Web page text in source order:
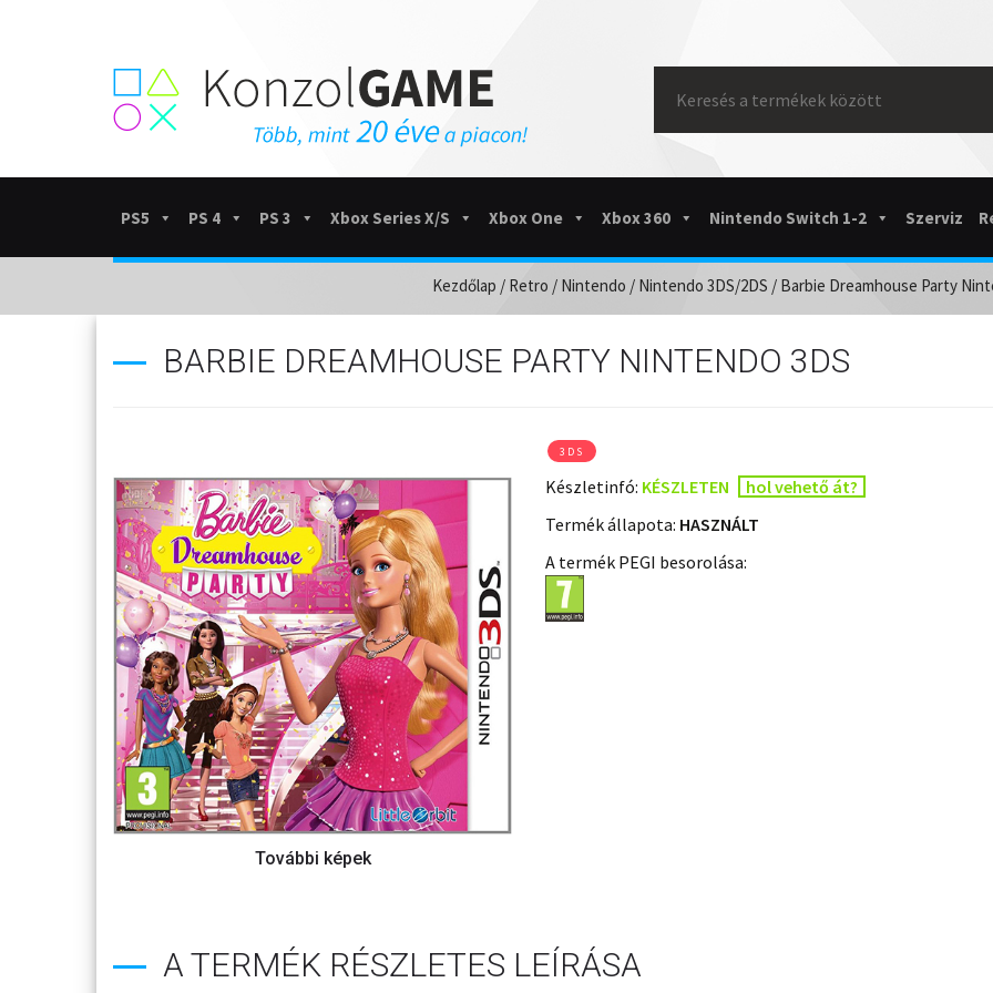
for:
PS5 PS 4 PS 3 Xbox Series X/S Xbox One Xbox 360 Nintendo Switch 1-2 Szerviz
Kezdőlap / Retro / Nintendo / Nintendo 3DS/2DS / Barbie Dreamhouse Party
BARBIE DREAMHOUSE PARTY NINTENDO 3DS
3DS
Készletinfó: KÉSZLETEN
hol vehető át?
Termék állapota: HASZNÁLT
A termék PEGI besorolása:
A TERMÉK RÉSZLETES LEÍRÁSA